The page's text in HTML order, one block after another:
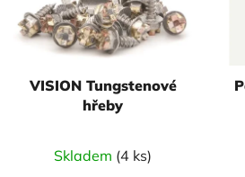
VISION Tungstenové
hřeby
Skladem (4 ks)